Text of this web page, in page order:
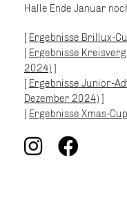
Halle Ende Januar
[ Ergebnisse Brillux-
[ Ergebnisse
2024) ]
[ Ergebnisse Junior-
Dezember 2024) ]
[ Ergebnisse Xmas-